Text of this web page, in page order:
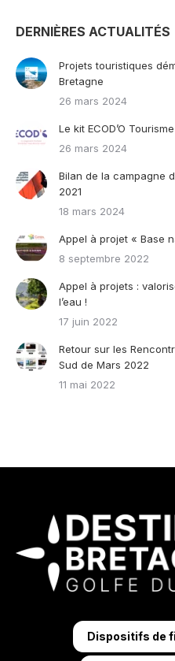
DERNIÈRES ACTUALITÉS
Projets touristiques
Bretagne
26 mars 2024
Le kit ECOD’O Tourisme
26 mars 2024
Bilan de la campagne
2021
18 mars 2024
Appel à projet « Base
8 septembre 2022
Appel à projets :
l’eau !
17 juin 2022
Retour sur les
Sud de Mars 2022
11 mai 2022
Dispositifs de